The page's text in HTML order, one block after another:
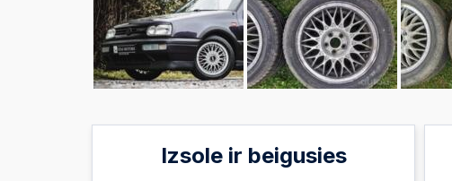
Izsole ir beigusies